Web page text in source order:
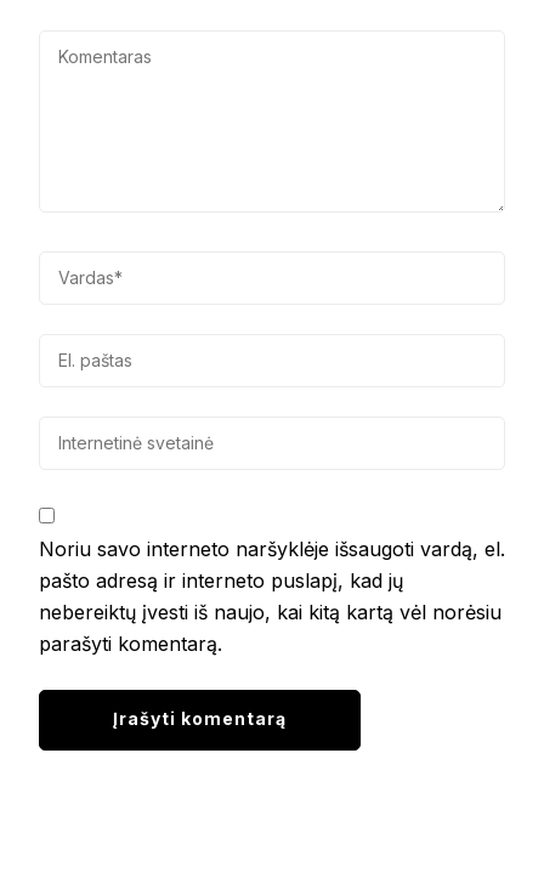
Noriu savo interneto naršyklėje išsaugoti vardą, el.
pašto adresą ir interneto puslapį, kad jų
nebereiktų įvesti iš naujo, kai kitą kartą vėl norėsiu
parašyti komentarą.